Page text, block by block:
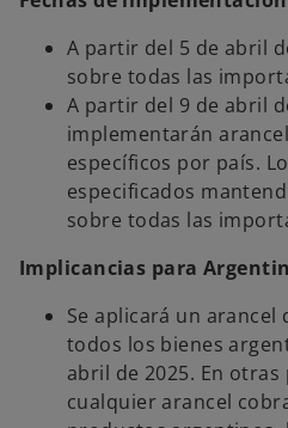
A partir del 5 de abril
sobre todas las
A partir del 9 de abril
implementarán
específicos por país.
especificados
sobre todas las
Implicancias para
Se aplicará un arancel
todos los bienes
abril de 2025. En
cualquier arancel